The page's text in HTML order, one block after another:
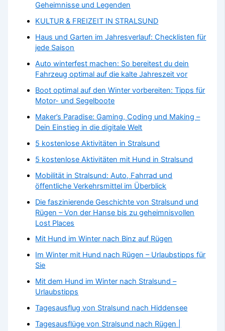
Geheimnisse und Legenden
KULTUR & FREIZEIT IN STRALSUND
Haus und Garten im Jahresverlauf: Checklisten für
jede Saison
Auto winterfest machen: So bereitest du dein
Fahrzeug optimal auf die kalte Jahreszeit vor
Boot optimal auf den Winter vorbereiten: Tipps für
Motor- und Segelboote
Maker’s Paradise: Gaming, Coding und Making –
Dein Einstieg in die digitale Welt
5 kostenlose Aktivitäten in Stralsund
5 kostenlose Aktivitäten mit Hund in Stralsund
Mobilität in Stralsund: Auto, Fahrrad und
öffentliche Verkehrsmittel im Überblick
Die faszinierende Geschichte von Stralsund und
Rügen – Von der Hanse bis zu geheimnisvollen
Lost Places
Mit Hund im Winter nach Binz auf Rügen
Im Winter mit Hund nach Rügen – Urlaubstipps für
Sie
Mit dem Hund im Winter nach Stralsund –
Urlaubstipps
Tagesausflug von Stralsund nach Hiddensee
Tagesausflüge von Stralsund nach Rügen |